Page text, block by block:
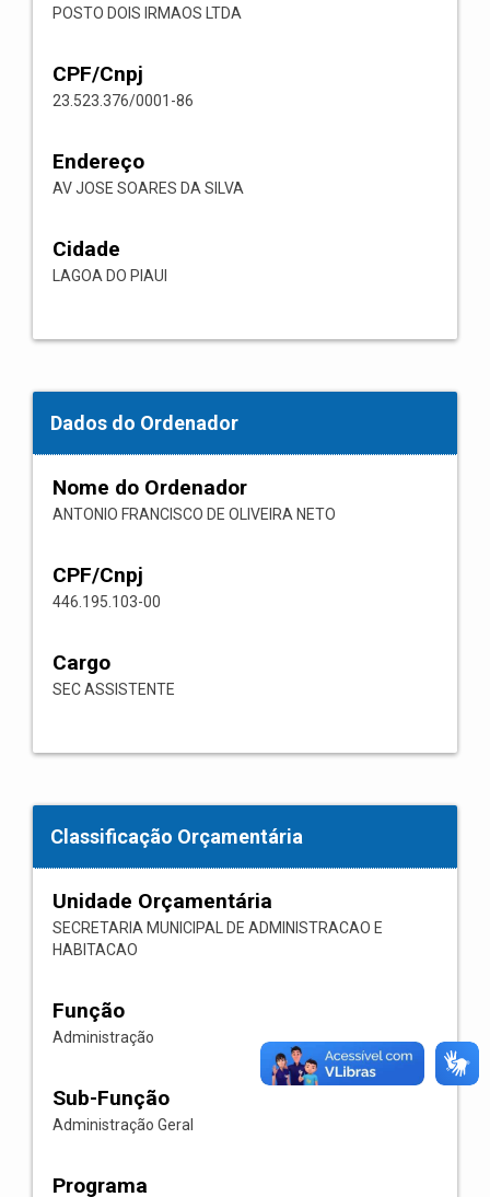
POSTO DOIS IRMAOS LTDA
CPF/Cnpj
23.523.376/0001-86
Endereço
AV JOSE SOARES DA SILVA
Cidade
LAGOA DO PIAUI
Dados do Ordenador
Nome do Ordenador
ANTONIO FRANCISCO DE OLIVEIRA NETO
CPF/Cnpj
446.195.103-00
Cargo
SEC ASSISTENTE
Classificação Orçamentária
Unidade Orçamentária
SECRETARIA MUNICIPAL DE ADMINISTRACAO E
HABITACAO
Função
Administração
Sub-Função
Administração Geral
Programa